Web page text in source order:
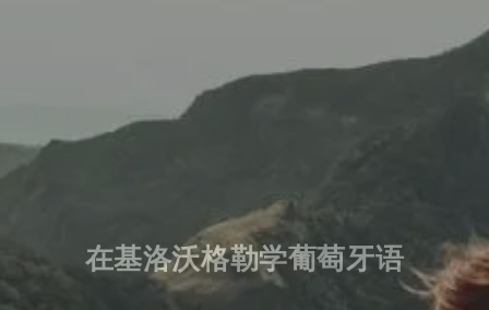
在基洛沃格勒学葡萄牙语